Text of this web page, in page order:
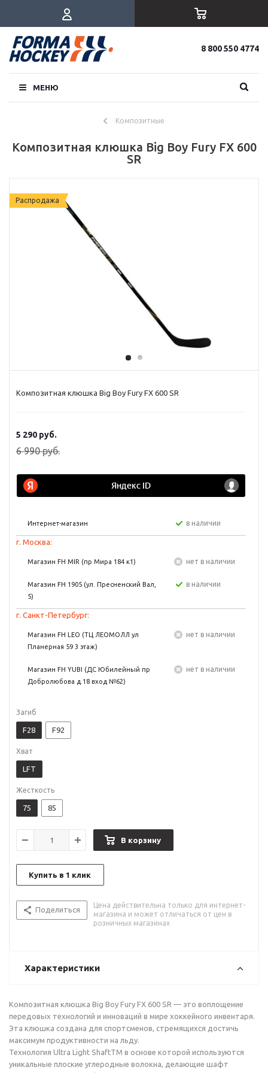
8 800 550 4774
МЕНЮ
Композитные
Композитная клюшка Big Boy Fury FX 600
SR
Распродажа
Композитная клюшка Big Boy Fury FX 600 SR
5 290 руб.
6 990руб.
Интернет-магазин в наличии
г. Москва:
Магазин FH MIR (пр Мира 184 к1) Нет в наличии
Магазин FH 1905 (ул. Пресненский Вал,
5)
в наличии
г. Санкт-Петербург:
Магазин FH LEO (ТЦ ЛЕОМОЛЛ ул
Планерная 59 3 этаж)
Нет в наличии
Магазин FH YUBI (ДС Юбилейный пр
Добролюбова д.18 вход №62)
Нет в наличии
Загиб
F28 F92
Хват
LFT
Жесткость
75 85
В корзину
Купить в 1 клик
Поделиться
Цена действительна только для интернет-
магазина и может отличаться от цен в
розничных магазинах
Характеристики
Композитная клюшка Big Boy Fury FX 600 SR — это воплощение
передовых технологий и инноваций в мире хоккейного инвентаря.
Эта клюшка создана для спортсменов, стремящихся достичь
максимум продуктивности на льду.
Технология Ultra Light ShaftTM в основе которой используются
уникальные плоские углеродные волокна, делающие шафт